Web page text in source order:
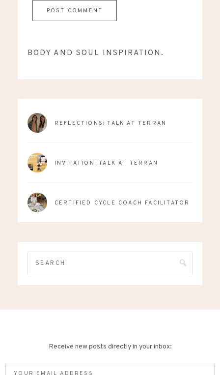
BODY AND SOUL INSPIRATION.
REFLECTIONS: TALK AT TERRAN
INVITATION: TALK AT TERRAN
CERTIFIED CYCLE COACH FACILITATOR
Receive new posts directly in your inbox: